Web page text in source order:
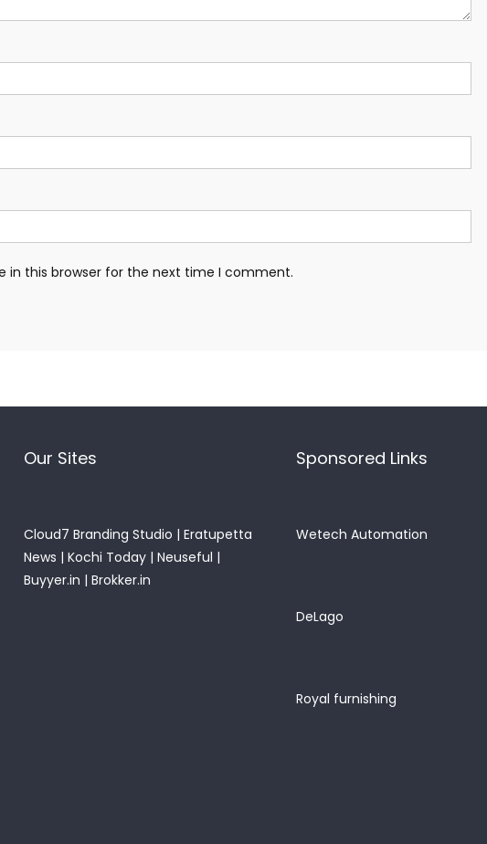
in this browser for the next time I comment.
Our Sites
Cloud7 Branding Studio | Eratupetta
News | Kochi Today | Neuseful |
Buyyer.in | Brokker.in
Sponsored Links
Wetech Automation
DeLago
Royal furnishing